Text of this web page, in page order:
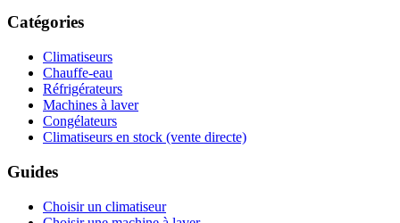
Catégories
Climatiseurs
Chauffe-eau
Réfrigérateurs
Machines à laver
Congélateurs
Climatiseurs en stock (vente directe)
Guides
Choisir un climatiseur